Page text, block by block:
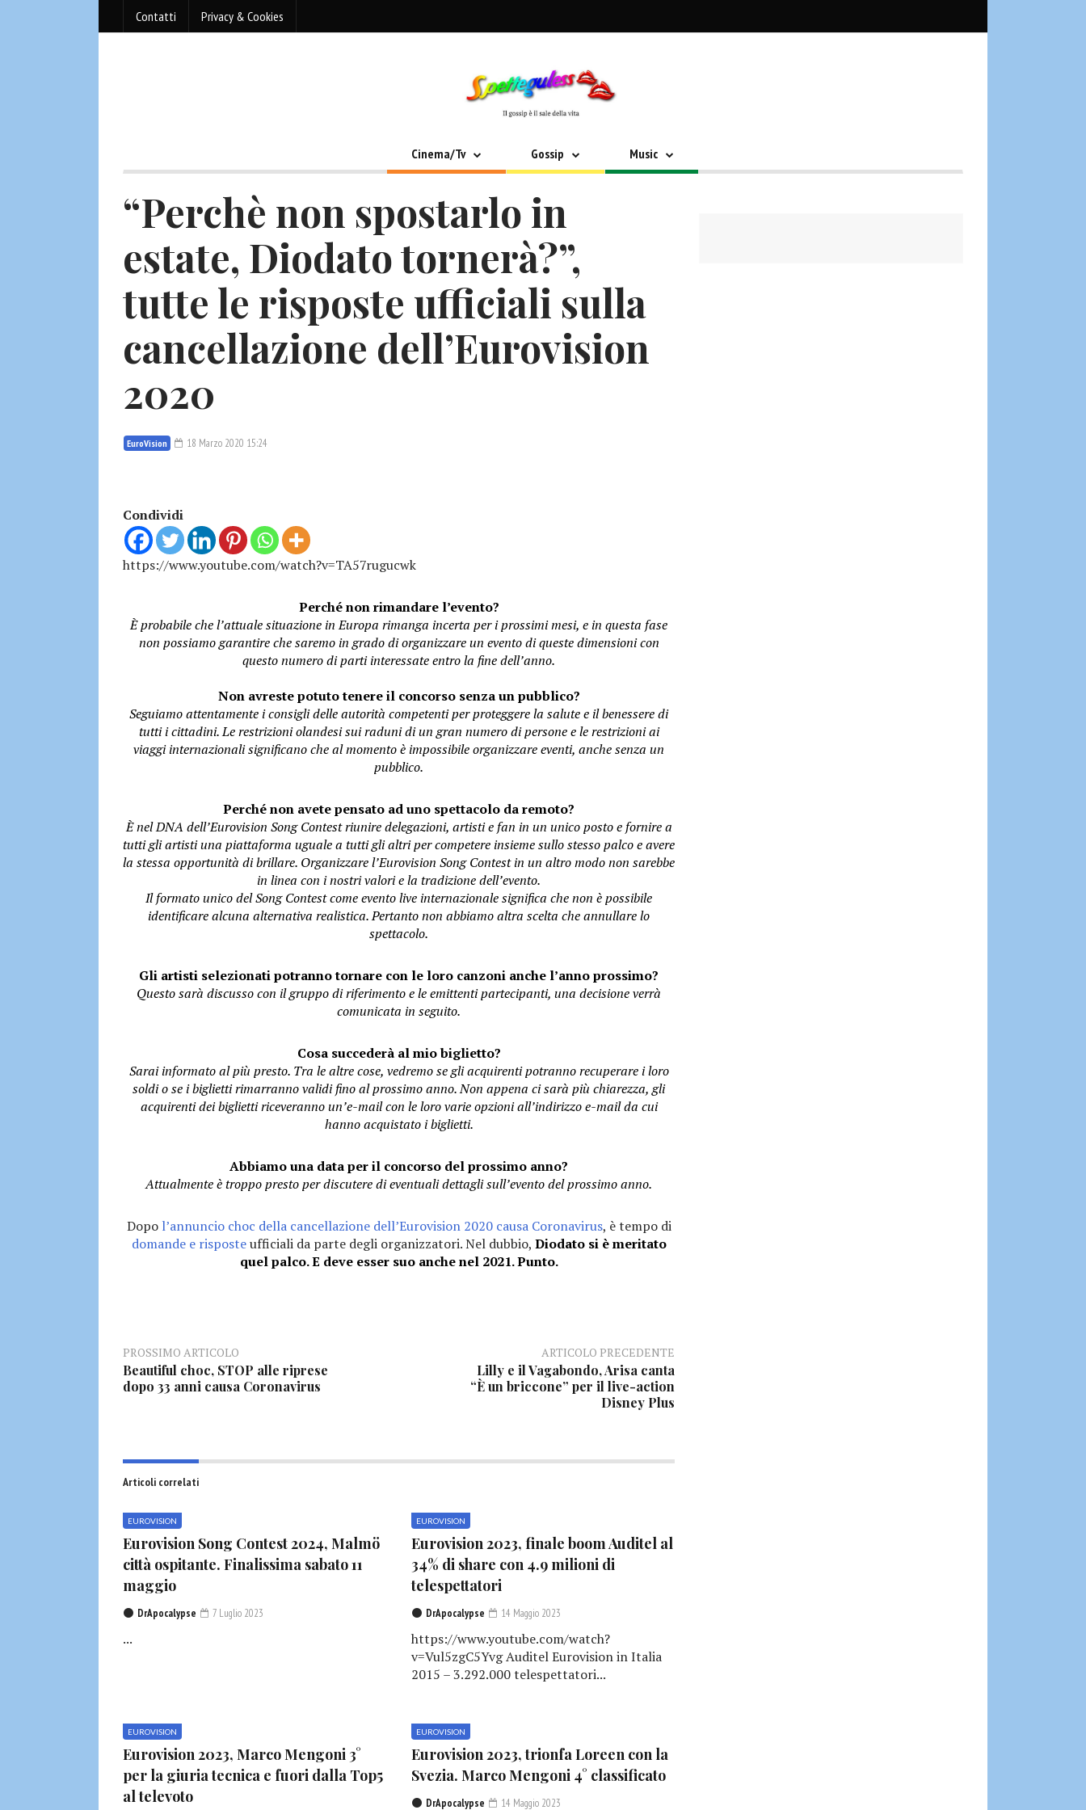
Contatti Privacy & Cookies
Cinema/Tv Gossip Music
“Perchè non spostarlo in
estate, Diodato tornerà?”,
tutte le risposte ufficiali sulla
cancellazione dell’Eurovision
2020
EuroVision 18 Marzo 2020 15:24
Condividi
https://www.youtube.com/watch?v=TA57rugucwk
Perché non rimandare l’evento?
È probabile che l’attuale situazione in Europa rimanga incerta per i prossimi mesi, e in questa fase
non possiamo garantire che saremo in grado di organizzare un evento di queste dimensioni con
questo numero di parti interessate entro la fine dell’anno.
Non avreste potuto tenere il concorso senza un pubblico?
Seguiamo attentamente i consigli delle autorità competenti per proteggere la salute e il benessere di
tutti i cittadini. Le restrizioni olandesi sui raduni di un gran numero di persone e le restrizioni ai
viaggi internazionali significano che al momento è impossibile organizzare eventi, anche senza un
pubblico.
Perché non avete pensato ad uno spettacolo da remoto?
È nel DNA dell’Eurovision Song Contest riunire delegazioni, artisti e fan in un unico posto e fornire a
tutti gli artisti una piattaforma uguale a tutti gli altri per competere insieme sullo stesso palco e avere
la stessa opportunità di brillare. Organizzare l’Eurovision Song Contest in un altro modo non sarebbe
in linea con i nostri valori e la tradizione dell’evento.
Il formato unico del Song Contest come evento live internazionale significa che non è possibile
identificare alcuna alternativa realistica. Pertanto non abbiamo altra scelta che annullare lo
spettacolo.
Gli artisti selezionati potranno tornare con le loro canzoni anche l’anno prossimo?
Questo sarà discusso con il gruppo di riferimento e le emittenti partecipanti, una decisione verrà
comunicata in seguito.
Cosa succederà al mio biglietto?
Sarai informato al più presto. Tra le altre cose, vedremo se gli acquirenti potranno recuperare i loro
soldi o se i biglietti rimarranno validi fino al prossimo anno. Non appena ci sarà più chiarezza, gli
acquirenti dei biglietti riceveranno un’e-mail con le loro varie opzioni all’indirizzo e-mail da cui
hanno acquistato i biglietti.
Abbiamo una data per il concorso del prossimo anno?
Attualmente è troppo presto per discutere di eventuali dettagli sull’evento del prossimo anno.
Dopo l’annuncio choc della cancellazione dell’Eurovision 2020 causa Coronavirus, è tempo di
domande e risposteufficiali da parte degli organizzatori. Nel dubbio, Diodato si è meritato
quel palco. E deve esser suo anche nel 2021. Punto.
PROSSIMO ARTICOLO
Beautiful choc, STOP alle riprese
dopo 33 anni causa Coronavirus
ARTICOLO PRECEDENTE
Lilly e il Vagabondo, Arisa canta
“È un briccone” per il live-action
Disney Plus
Articoli correlati
EUROVISION
Eurovision Song Contest 2024, Malmö
città ospitante. Finalissima sabato 11
maggio
DrApocalypse 7 Luglio 2023
...
EUROVISION
Eurovision 2023, finale boom Auditel al
34% di share con 4.9 milioni di
telespettatori
DrApocalypse 14 Maggio 2023
https://www.youtube.com/watch?
v=Vul5zgC5Yvg Auditel Eurovision in Italia
2015 – 3.292.000 telespettatori...
EUROVISION
Eurovision 2023, Marco Mengoni 3°
per la giuria tecnica e fuori dalla Top5
al televoto
EUROVISION
Eurovision 2023, trionfa Loreen con la
Svezia. Marco Mengoni 4° classificato
DrApocalypse 14 Maggio 2023